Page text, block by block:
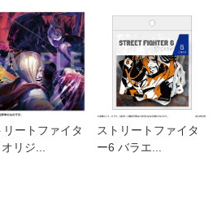
リートファイタ
リジ...
ストリートファイタ
ー6 バラエ...